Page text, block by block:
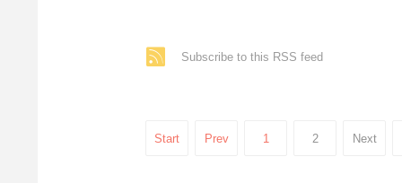
Subscribe to this RSS feed
Start Prev 1 2 Next